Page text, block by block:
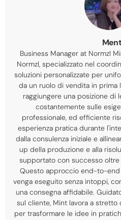
Business Manager at Normzl
Normzl, specializzato nel
soluzioni personalizzate per
da un ruolo di vendita in prima
raggiungere una posizione di
costantemente sulle
professionale, ed efficiente
esperienza pratica durante
dalla consulenza iniziale e
up della produzione e alla
supportato con successo
Questo approccio end-to-
venga eseguito senza intoppi,
una consegna affidabile.
sul cliente, Mint lavora a
per trasformare le idee in